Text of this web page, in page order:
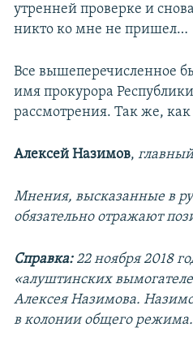
утренней проверке и
никто ко мне не пришел…
Все вышеперечисленное
имя прокурора
рассмотрения. Так же,
Алексей Назимов,
Мнения, высказанные в
обязательно отражают
Справка:22 ноября 2018
«алуштинских
Алексея Назимова.
в колонии общего режима.